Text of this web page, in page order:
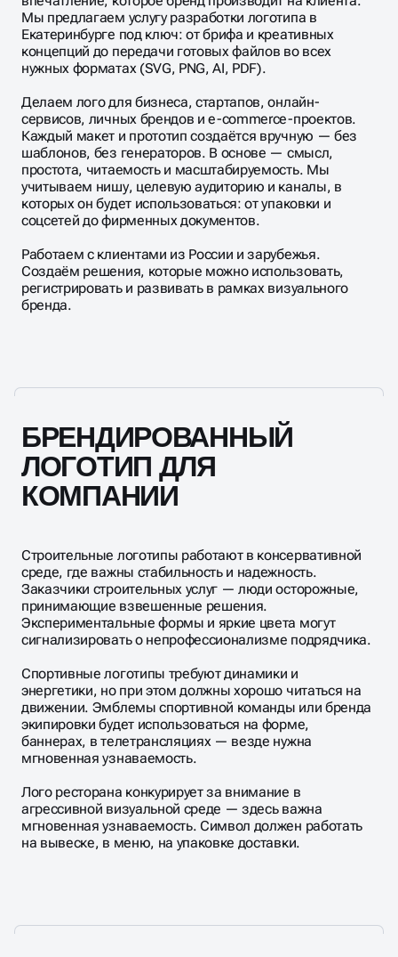
Мы предлагаем услугу разработки логотипа в
Екатеринбурге под ключ: от брифа и креативных
концепций до передачи готовых файлов во всех
нужных форматах (SVG, PNG, AI, PDF).
Делаем лого для бизнеса, стартапов, онлайн-
сервисов, личных брендов и e-commerce-проектов.
Каждый макет и прототип создаётся вручную — без
шаблонов, без генераторов. В основе — смысл,
простота, читаемость и масштабируемость. Мы
учитываем нишу, целевую аудиторию и каналы, в
которых он будет использоваться: от упаковки и
соцсетей до фирменных документов.
Работаем с клиентами из России и зарубежья.
Создаём решения, которые можно использовать,
регистрировать и развивать в рамках визуального
бренда.
БРЕНДИРОВАННЫЙ
ЛОГОТИП ДЛЯ
КОМПАНИИ
Строительные логотипы работают в консервативной
среде, где важны стабильность и надежность.
Заказчики строительных услуг — люди осторожные,
принимающие взвешенные решения.
Экспериментальные формы и яркие цвета могут
сигнализировать о непрофессионализме подрядчика.
Спортивные логотипы требуют динамики и
энергетики, но при этом должны хорошо читаться на
движении. Эмблемы спортивной команды или бренда
экипировки будет использоваться на форме,
баннерах, в телетрансляциях — везде нужна
мгновенная узнаваемость.
Лого ресторана конкурирует за внимание в
агрессивной визуальной среде — здесь важна
мгновенная узнаваемость. Символ должен работать
на вывеске, в меню, на упаковке доставки.